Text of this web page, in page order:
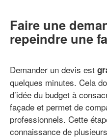
Faire une
repeindre une
Demander un devis est
quelques minutes. Cela
d’idée du budget à
façade et permet de
professionnels. Cette
connaissance de